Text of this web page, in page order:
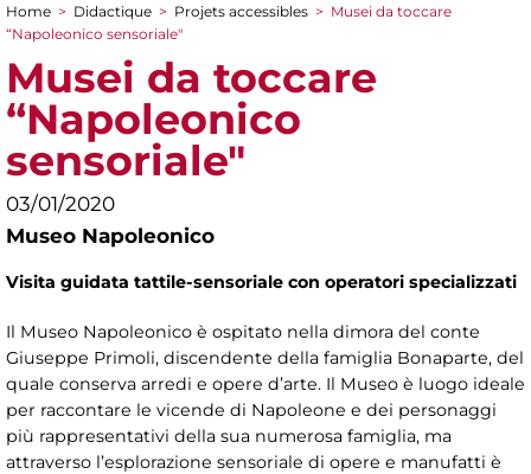
You are here
Home > Didactique > Projets accessibles > Musei da toccare
“Napoleonico sensoriale"
Musei da toccare
“Napoleonico
sensoriale"
03/01/2020
Museo Napoleonico
Visita guidata tattile-sensoriale con operatori specializzati
Il Museo Napoleonico è ospitato nella dimora del conte
Giuseppe Primoli, discendente della famiglia Bonaparte, del
quale conserva arredi e opere d’arte. Il Museo è luogo ideale
per raccontare le vicende di Napoleone e dei personaggi
più rappresentativi della sua numerosa famiglia, ma
attraverso l’esplorazione sensoriale di opere e manufatti è